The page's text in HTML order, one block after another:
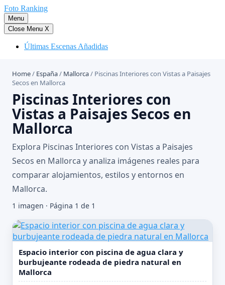
Saltar
al
contenido
Foto Ranking
Menu
Close Menu X
Últimas Escenas Añadidas
Home/ España/ Mallorca/ Piscinas Interiores con Vistas a Paisajes
Secos en Mallorca
Piscinas Interiores con
Vistas a Paisajes Secos en
Mallorca
Explora Piscinas Interiores con Vistas a Paisajes
Secos en Mallorca y analiza imágenes reales para
comparar alojamientos, estilos y entornos en
Mallorca.
1 imagen · Página 1 de 1
Espacio interior con piscina de agua clara y
burbujeante rodeada de piedra natural en
Mallorca